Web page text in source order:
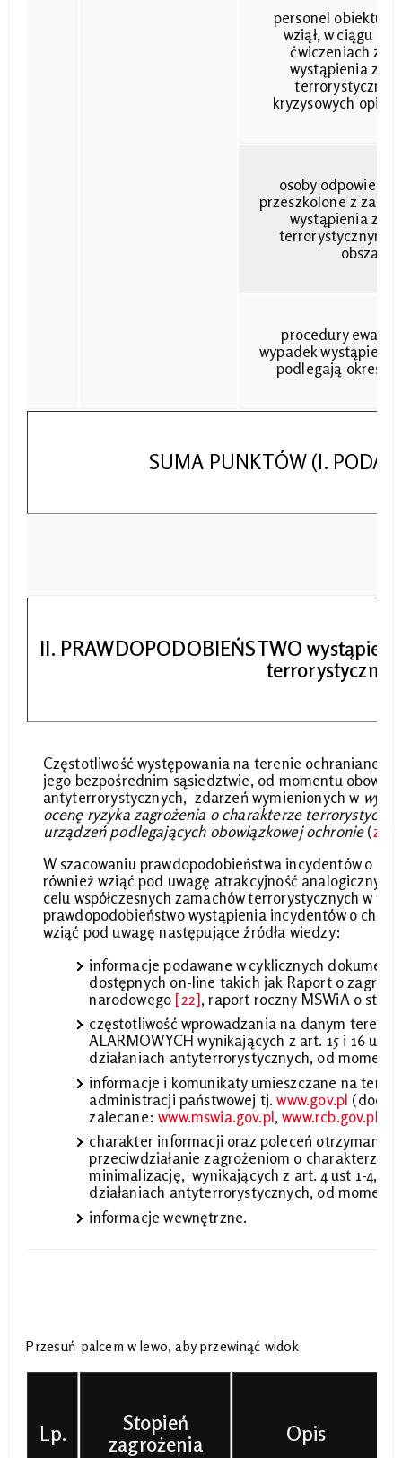
personel obiektu,
wziął, w ciągu
ćwiczeniach z
wystąpienia
kryzysowych
osoby
przeszkolone z
wystąpienia
terrorystycznym
procedury
wypadek
podlegają
SUMA PUNKTÓW (I.
II. PRAWDOPODOBIEŃSTWO
Częstotliwość występowania na terenie
jego bezpośrednim sąsiedztwie, od momentu
antyterrorystycznych, zdarzeń wymienionych w
ocenę ryzyka zagrożenia o charakterze
urządzeń podlegających obowiązkowej ochronie(
W szacowaniu prawdopodobieństwa incydentów o
również wziąć pod uwagę atrakcyjność
celu współczesnych zamachów terrorystycznych w
prawdopodobieństwo wystąpienia incydentów o
wziąć pod uwagę następujące źródła wiedzy:
informacje podawane w cyklicznych
dostępnych on-line takich jak Raport o
narodowego [22], raport roczny MSWiA o
częstotliwość wprowadzania na danym
ALARMOWYCH wynikających z art. 15 i 16
działaniach antyterrorystycznych, od
informacje i komunikaty umieszczane na
administracji państwowej tj.www.gov.pl
zalecane:www.mswia.gov.pl,www.rcb.gov.pl
charakter informacji oraz poleceń
przeciwdziałanie zagrożeniom o charakterze
minimalizację, wynikających z art. 4 ust 1-4,
działaniach antyterrorystycznych, od
informacje wewnętrzne.
Lp.
Stopień
zagrożenia
Opis